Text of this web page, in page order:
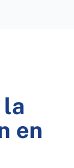
la
en